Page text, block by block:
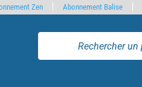
Zen Abonnement Balise